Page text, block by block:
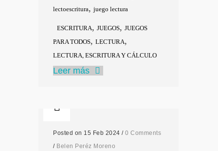
lectoescritura, juego lectura
ESCRITURA, JUEGOS, JUEGOS
PARA TODOS, LECTURA,
LECTURA, ESCRITURA Y CÁLCULO
Leer más
Posted on 15 Feb 2024 / 0 Comments
/ Belen Peréz Moreno